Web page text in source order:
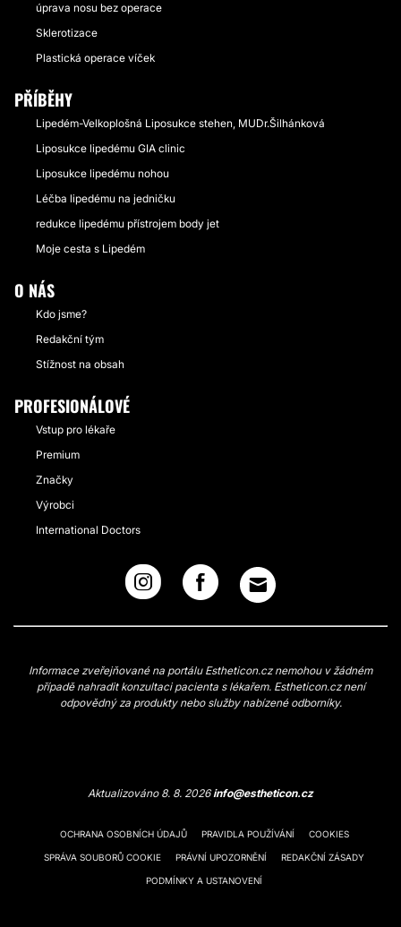
úprava nosu bez operace
Sklerotizace
Plastická operace víček
PŘÍBĚHY
Lipedém-Velkoplošná Liposukce stehen, MUDr.Šilhánková
Liposukce lipedému GIA clinic
Liposukce lipedému nohou
Léčba lipedému na jedničku
redukce lipedému přístrojem body jet
Moje cesta s Lipedém
O NÁS
Kdo jsme?
Redakční tým
Stížnost na obsah
PROFESIONÁLOVÉ
Vstup pro lékaře
Premium
Značky
Výrobci
International Doctors
Informace zveřejňované na portálu Estheticon.cz nemohou v žádném
případě nahradit konzultaci pacienta s lékařem. Estheticon.cz není
odpovědný za produkty nebo služby nabízené odborníky.
Aktualizováno 8. 8. 2026info@estheticon.cz
OCHRANA OSOBNÍCH ÚDAJŮ PRAVIDLA POUŽÍVÁNÍ COOKIES
SPRÁVA SOUBORŮ COOKIE PRÁVNÍ UPOZORNĚNÍ REDAKČNÍ ZÁSADY
PODMÍNKY A USTANOVENÍ